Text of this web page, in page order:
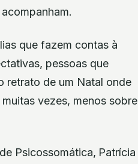
que fazem contas à
pessoas que
retrato de um Natal onde
vezes, menos sobre
Psicossomática, Patrícia